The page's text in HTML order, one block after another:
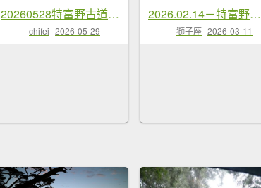
20260528特富野古道舊水山鐵道上北霞山連走東水山、兒玉山
chifei 2026-05-29
2026.02.14－特富野古道
獅子座 2026-03-11